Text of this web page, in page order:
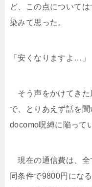
ど、この点について
染みて思った。
「安くなりますよ…」
そう声をかけてきた
で、とりあえず話を
docomo呪縛に陥って
現在の通信費は、全
同条件で9800円にな